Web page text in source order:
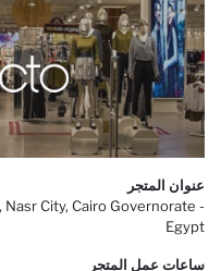
عنوان المتجر
City, Cairo Governorate -
Egypt
ساعات عمل المتجر